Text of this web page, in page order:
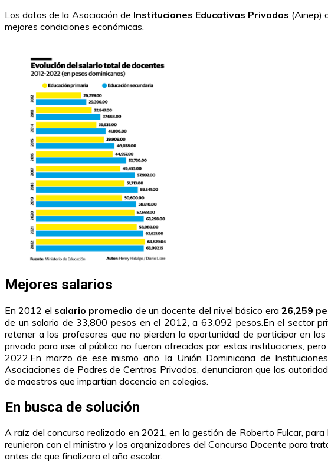
Los datos de la Asociación de Instituciones Educativas Privadas (Ainep)
mejores condiciones económicas.
Mejores salarios
En 2012 el salario promedio de un docente del nivel básico era26,259
de un salario de 33,800 pesos en el 2012, a 63,092 pesos.En el sector
retener a los profesores que no pierden la oportunidad de participar en los
privado para irse al público no fueron ofrecidas por estas instituciones,
2022.En marzo de ese mismo año, la Unión Dominicana de
Asociaciones de Padres de Centros Privados, denunciaron que las
de maestros que impartían docencia en colegios.
En busca de solución
A raíz del concurso realizado en 2021, en la gestión de Roberto Fulcar,
reunieron con el ministro y los organizadores del Concurso Docente para
antes de que finalizara el año escolar.